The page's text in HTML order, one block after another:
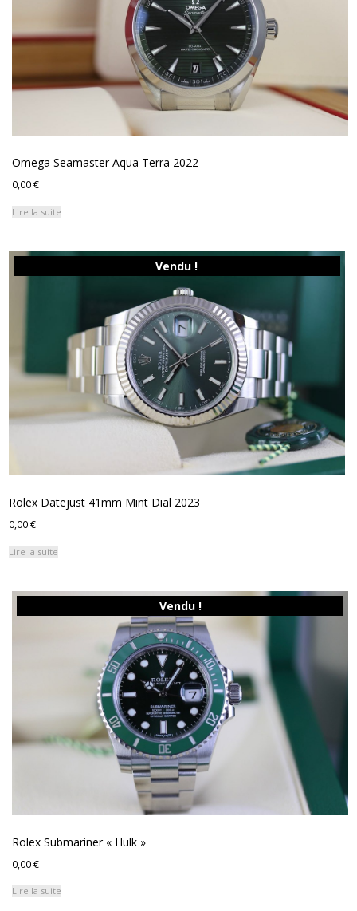
Omega Seamaster Aqua Terra 2022
0,00€
Lire la suite
Vendu !
Rolex Datejust 41mm Mint Dial 2023
0,00€
Lire la suite
Vendu !
Rolex Submariner « Hulk »
0,00€
Lire la suite